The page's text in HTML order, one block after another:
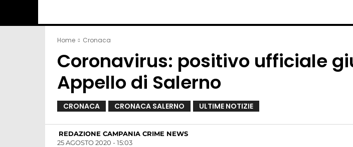
Home Cronaca
Coronavirus: positivo ufficiale
Appello di Salerno
CRONACA CRONACA SALERNO ULTIME NOTIZIE
REDAZIONE CAMPANIA CRIME NEWS
25 AGOSTO 2020 - 15:03